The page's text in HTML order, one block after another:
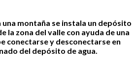
montaña se instala un depósito
la zona del valle con ayuda de una
conectarse y desconectarse en
del depósito de agua.